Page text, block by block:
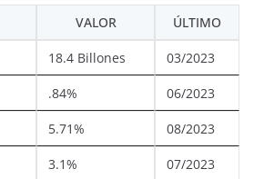
VALOR ÚLTIMO
18.4 Billones 03/2023
.84% 06/2023
5.71% 08/2023
3.1% 07/2023